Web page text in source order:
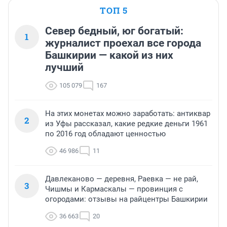
ТОП 5
1
Север бедный, юг богатый:
журналист проехал все города
Башкирии — какой из них
лучший
105 079 167
2
На этих монетах можно заработать: антиквар
из Уфы рассказал, какие редкие деньги 1961
по 2016 год обладают ценностью
46 986 11
3
Давлеканово — деревня, Раевка — не рай,
Чишмы и Кармаскалы — провинция с
огородами: отзывы на райцентры Башкирии
36 663 20